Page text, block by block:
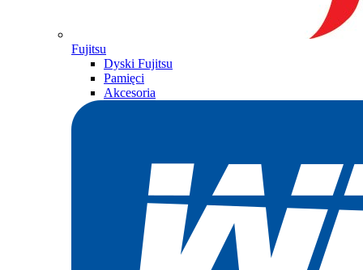
Fujitsu
Dyski Fujitsu
Pamięci
Akcesoria